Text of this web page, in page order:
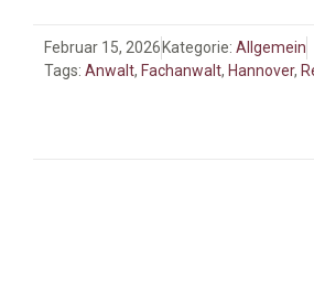
Februar 15, 2026 Kategorie: Allgemein
Tags: Anwalt, Fachanwalt, Hannover,